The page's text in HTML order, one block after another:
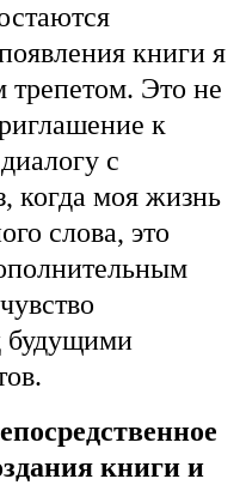
книги я
трепетом. Это не
к
с
когда моя жизнь
слова, это
будущими
книги и